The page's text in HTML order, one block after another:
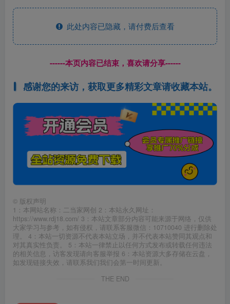
此处内容已隐藏，请付费后查看
------本页内容已结束，喜欢请分享------
感谢您的来访，获取更多精彩文章请收藏本站。
© 版权声明
1：本网站名称：二当家网创 2：本站永久网址：
https://www.rdj18.com/ 3：本站文章部分内容可能来源于网络，仅供
大家学习与参考，如有侵权，请联系客服微信：10710040 进行删除处
理。 4：本站一切资源不代表本站立场，并不代表本站赞同其观点和
对其真实性负责。 5：本站一律禁止以任何方式发布或转载任何违法
的相关信息，访客发现请向客服举报 6：本站资源大多存储在云盘，
如发现链接失效，请联系我们我们会第一时间更新。
THE END